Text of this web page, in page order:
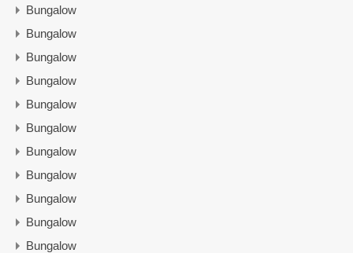
Bungalow
Bungalow
Bungalow
Bungalow
Bungalow
Bungalow
Bungalow
Bungalow
Bungalow
Bungalow
Bungalow